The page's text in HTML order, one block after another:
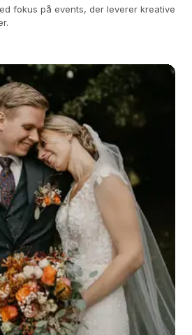
fokus på events, der leverer kreative